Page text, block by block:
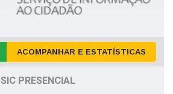
ACOMPANHAR E ESTATÍSTICAS
SIC PRESENCIAL